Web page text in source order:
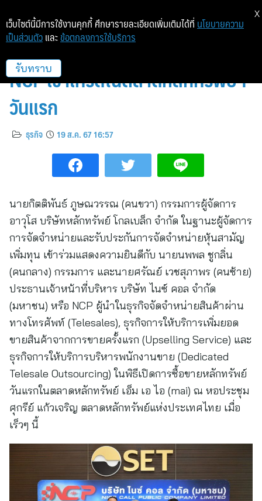
บล.โกลเบล็ก ร่วมแสดงความยินดี
NCP เข้าเทรดในตลาดหลักทรัพย์ฯ
วันแรก
ธุรกิจ 19 ส.ค. 67 16:57
นายกิตติพันธ์ ภูษณวรรณ (คนขวา) กรรมการผู้จัดการ
อาวุโส บริษัทหลักทรัพย์ โกลเบล็ก จำกัด ในฐานะผู้จัดการ
การจัดจำหน่ายและรับประกันการจัดจำหน่ายหุ้นสามัญ
เพิ่มทุน เข้าร่วมแสดงความยินดีกับ นายนพพล ชูกลิ่น
(คนกลาง) กรรมการ และนายศรัณย์ เวชสุภาพร (คนซ้าย)
ประธานเจ้าหน้าที่บริหาร บริษัท ไนซ์ คอล จำกัด
(มหาชน) หรือ NCP ผู้นำในธุรกิจจัดจำหน่ายสินค้าผ่าน
ทางโทรศัพท์ (Telesales), ธุรกิจการให้บริการเพิ่มยอด
ขายสินค้าจากการขายครั้งแรก (Upselling Service) และ
ธุรกิจการให้บริการบริหารพนักงานขาย (Dedicated
Telesale Outsourcing) ในพิธีเปิดการซื้อขายหลักทรัพย์
วันแรกในตลาดหลักทรัพย์ เอ็ม เอ ไอ (mai) ณ หอประชุม
ศุกรีย์ แก้วเจริญ ตลาดหลักทรัพย์แห่งประเทศไทย เมื่อ
เร็วๆ นี้
เว็บไซต์นี้มีการใช้งานคุกกี้ ศึกษารายละเอียดเพิ่มเติมได้ที่ นโยบายความ
เป็นส่วนตัว และ ข้อตกลงการใช้บริการ
รับทราบ
X